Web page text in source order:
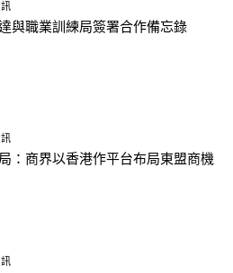
與職業訓練局簽署合作備忘錄
：商界以香港作平台布局東盟商機